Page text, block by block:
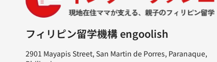
フィリピン留学機構 engoolish
2901 Mayapis Street, San Martin de Porres, Paranaque,